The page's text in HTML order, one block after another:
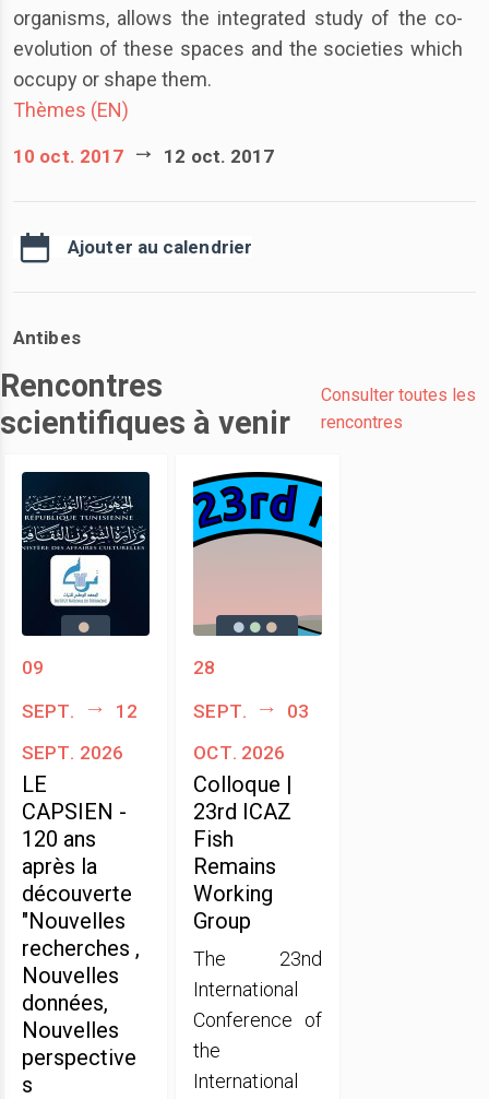
organisms, allows the integrated study of the co-
evolution of these spaces and the societies which
occupy or shape them.
Thèmes (EN)
10 oct. 2017 12 oct. 2017
Ajouter au calendrier
Antibes
Rencontres
scientifiques à venir
Consulter toutes les
rencontres
09
sept.
12
sept. 2026
LE
CAPSIEN -
120 ans
après la
découverte
"Nouvelles
recherches ,
Nouvelles
données,
Nouvelles
perspective
s
28
sept.
03
oct. 2026
Colloque |
23rd ICAZ
Fish
Remains
Working
Group
The 23nd
International
Conference of
the
International